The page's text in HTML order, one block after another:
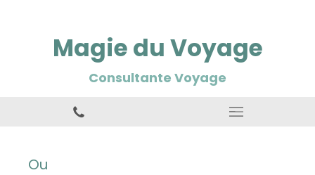
Magie du Voyage
Consultante Voyage
Ou